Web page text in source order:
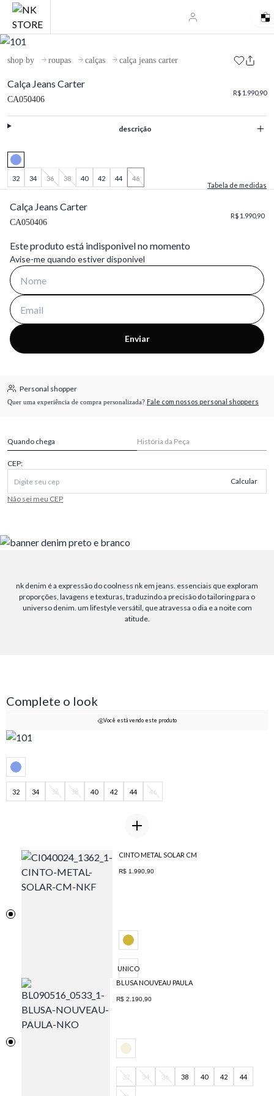
shop by roupas calças calça jeans carter
Calça Jeans Carter
CA050406
R$ 1.990,90
descrição
32 34 36 38 40 42 44
46
Tabela de medidas
Calça Jeans Carter
CA050406
R$ 1.990,90
Este produto está indisponivel no momento
Avise-me quando estiver disponivel
Enviar
Personal shopper
Quer uma experiência de compra personalizada? Fale com nossos personal shoppers
Quando chega História da Peça
CEP:
Calcular
Não sei meu CEP
nk denim é a expressão do coolness nk em jeans. essenciais que exploram
proporções, lavagens e texturas, traduzindo a precisão do tailoring para o
universo denim. um lifestyle versátil, que atravessa o dia e a noite com
atitude.
Complete o look
Você está vendo este produto
32 34 36 38 40 42 44 46
CINTO METAL SOLAR CM
R$ 1.990,90
UNICO
BLUSA NOUVEAU PAULA
R$ 2.190,90
32 34 36 38 40 42 44